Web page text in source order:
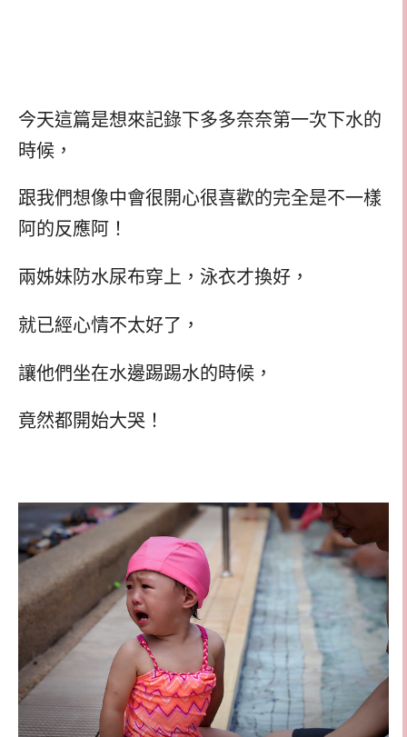
今天這篇是想來記錄下多多奈奈第一次下水的
時候，
跟我們想像中會很開心很喜歡的完全是不一樣
阿的反應阿！
兩姊妹防水尿布穿上，泳衣才換好，
就已經心情不太好了，
讓他們坐在水邊踢踢水的時候，
竟然都開始大哭！